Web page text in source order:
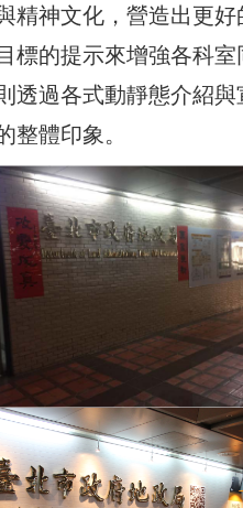
精神文化，營造出更
標的提示來增強各科
透過各式動靜態介紹
整體印象。